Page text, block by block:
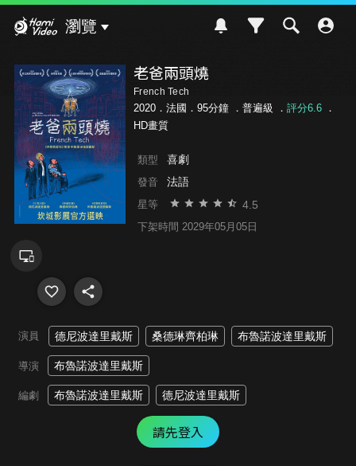
瀏覽
老爸兩頭燒
French Tech
2020．法國．95分鐘 ． 普遍級 ． 評分6.6．
HD畫質
類型 喜劇
發音 法語
星等 4.5
下架時間 2029年05月05日
演員 德尼波達里戴斯 桑德琳齊柏琳 布魯諾波達里戴斯
導演 布魯諾波達里戴斯
編劇 布魯諾波達里戴斯 德尼波達里戴斯
請先登入